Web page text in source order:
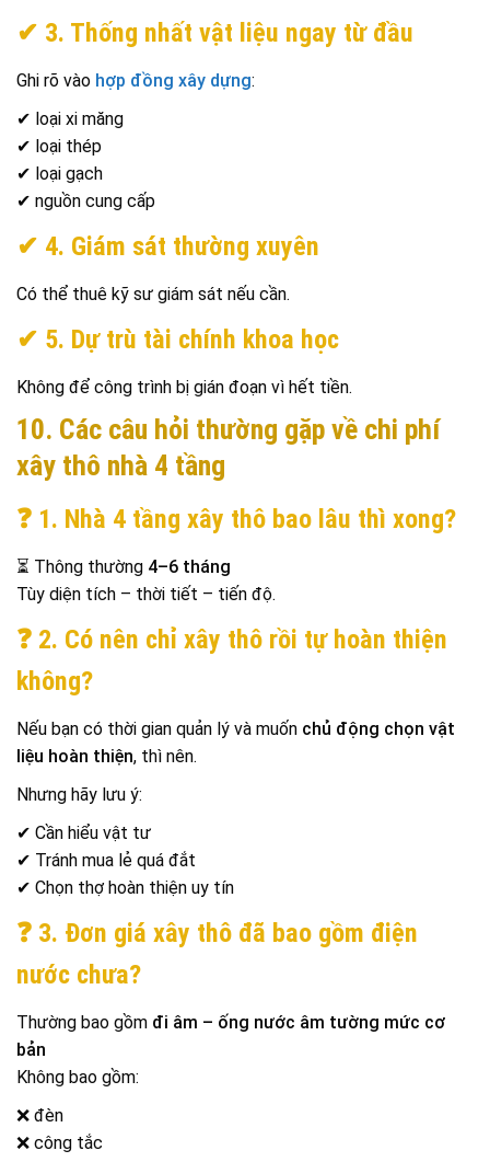
✔ 3. Thống nhất vật liệu ngay từ đầu
Ghi rõ vào hợp đồng xây dựng:
✔ loại xi măng
✔ loại thép
✔ loại gạch
✔ nguồn cung cấp
✔ 4. Giám sát thường xuyên
Có thể thuê kỹ sư giám sát nếu cần.
✔ 5. Dự trù tài chính khoa học
Không để công trình bị gián đoạn vì hết tiền.
10. Các câu hỏi thường gặp về chi phí
xây thô nhà 4 tầng
❓ 1. Nhà 4 tầng xây thô bao lâu thì xong?
⏳ Thông thường 4–6 tháng
Tùy diện tích – thời tiết – tiến độ.
❓ 2. Có nên chỉ xây thô rồi tự hoàn thiện
không?
Nếu bạn có thời gian quản lý và muốn chủ động chọn vật
liệu hoàn thiện, thì nên.
Nhưng hãy lưu ý:
✔ Cần hiểu vật tư
✔ Tránh mua lẻ quá đắt
✔ Chọn thợ hoàn thiện uy tín
❓ 3. Đơn giá xây thô đã bao gồm điện
nước chưa?
Thường bao gồm đi âm – ống nước âm tường mức cơ
bản
Không bao gồm:
❌ đèn
❌ công tắc